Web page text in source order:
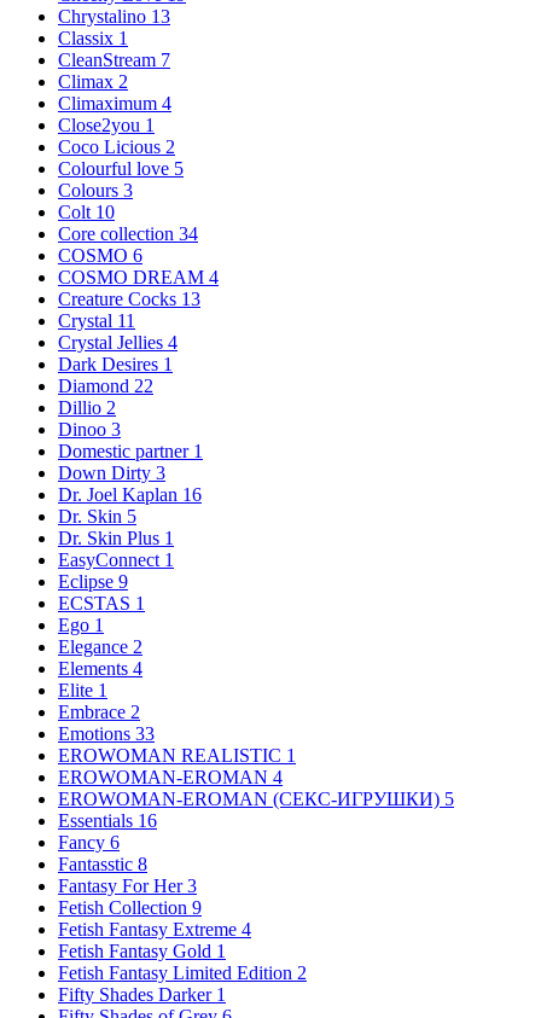
Chrystalino 13
Classix 1
CleanStream 7
Climax 2
Climaximum 4
Close2you 1
Coco Licious 2
Colourful love 5
Colours 3
Colt 10
Core collection 34
COSMO 6
COSMO DREAM 4
Creature Cocks 13
Crystal 11
Crystal Jellies 4
Dark Desires 1
Diamond 22
Dillio 2
Dinoo 3
Domestic partner 1
Down Dirty 3
Dr. Joel Kaplan 16
Dr. Skin 5
Dr. Skin Plus 1
EasyConnect 1
Eclipse 9
ECSTAS 1
Ego 1
Elegance 2
Elements 4
Elite 1
Embrace 2
Emotions 33
EROWOMAN REALISTIC 1
EROWOMAN-EROMAN 4
EROWOMAN-EROMAN (СЕКС-ИГРУШКИ) 5
Essentials 16
Fancy 6
Fantasstic 8
Fantasy For Her 3
Fetish Collection 9
Fetish Fantasy Extreme 4
Fetish Fantasy Gold 1
Fetish Fantasy Limited Edition 2
Fifty Shades Darker 1